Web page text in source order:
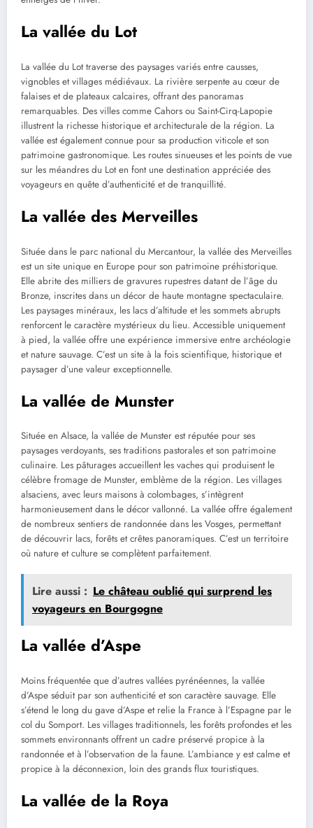
La vallée du Lot
La vallée du Lot traverse des paysages variés entre causses,
vignobles et villages médiévaux. La rivière serpente au cœur de
falaises et de plateaux calcaires, offrant des panoramas
remarquables. Des villes comme Cahors ou Saint-Cirq-Lapopie
illustrent la richesse historique et architecturale de la région. La
vallée est également connue pour sa production viticole et son
patrimoine gastronomique. Les routes sinueuses et les points de vue
sur les méandres du Lot en font une destination appréciée des
voyageurs en quête d’authenticité et de tranquillité.
La vallée des Merveilles
Située dans le parc national du Mercantour, la vallée des Merveilles
est un site unique en Europe pour son patrimoine préhistorique.
Elle abrite des milliers de gravures rupestres datant de l’âge du
Bronze, inscrites dans un décor de haute montagne spectaculaire.
Les paysages minéraux, les lacs d’altitude et les sommets abrupts
renforcent le caractère mystérieux du lieu. Accessible uniquement
à pied, la vallée offre une expérience immersive entre archéologie
et nature sauvage. C’est un site à la fois scientifique, historique et
paysager d’une valeur exceptionnelle.
La vallée de Munster
Située en Alsace, la vallée de Munster est réputée pour ses
paysages verdoyants, ses traditions pastorales et son patrimoine
culinaire. Les pâturages accueillent les vaches qui produisent le
célèbre fromage de Munster, emblème de la région. Les villages
alsaciens, avec leurs maisons à colombages, s’intègrent
harmonieusement dans le décor vallonné. La vallée offre également
de nombreux sentiers de randonnée dans les Vosges, permettant
de découvrir lacs, forêts et crêtes panoramiques. C’est un territoire
où nature et culture se complètent parfaitement.
Lire aussi : Le château oublié qui surprend les
voyageurs en Bourgogne
La vallée d’Aspe
Moins fréquentée que d’autres vallées pyrénéennes, la vallée
d’Aspe séduit par son authenticité et son caractère sauvage. Elle
s’étend le long du gave d’Aspe et relie la France à l’Espagne par le
col du Somport. Les villages traditionnels, les forêts profondes et les
sommets environnants offrent un cadre préservé propice à la
randonnée et à l’observation de la faune. L’ambiance y est calme et
propice à la déconnexion, loin des grands flux touristiques.
La vallée de la Roya